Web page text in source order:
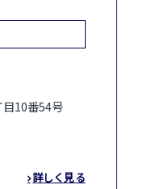
10番54号
詳しく見る